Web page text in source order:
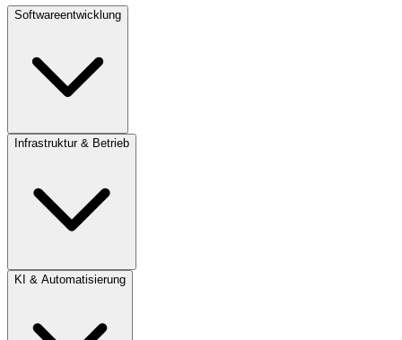
Softwareentwicklung
Infrastruktur & Betrieb
KI & Automatisierung